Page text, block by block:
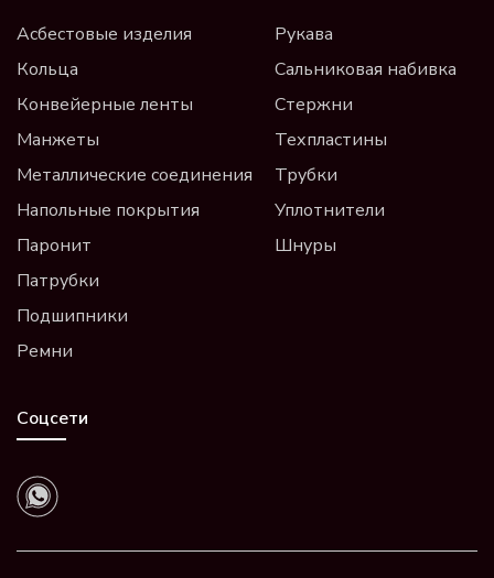
Асбестовые изделия
Кольца
Конвейерные ленты
Манжеты
Металлические соединения
Напольные покрытия
Паронит
Патрубки
Подшипники
Ремни
Рукава
Сальниковая набивка
Стержни
Техпластины
Трубки
Уплотнители
Шнуры
Соцсети